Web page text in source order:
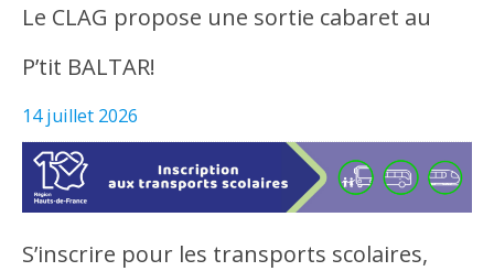
Le CLAG propose une sortie cabaret au
P’tit BALTAR!
14 juillet 2026
S’inscrire pour les transports scolaires,